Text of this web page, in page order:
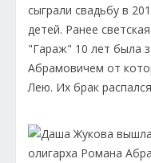
сыграли свадьбу в
детей. Ранее
"Гараж" 10 лет была
Абрамовичем от
Лею. Их брак